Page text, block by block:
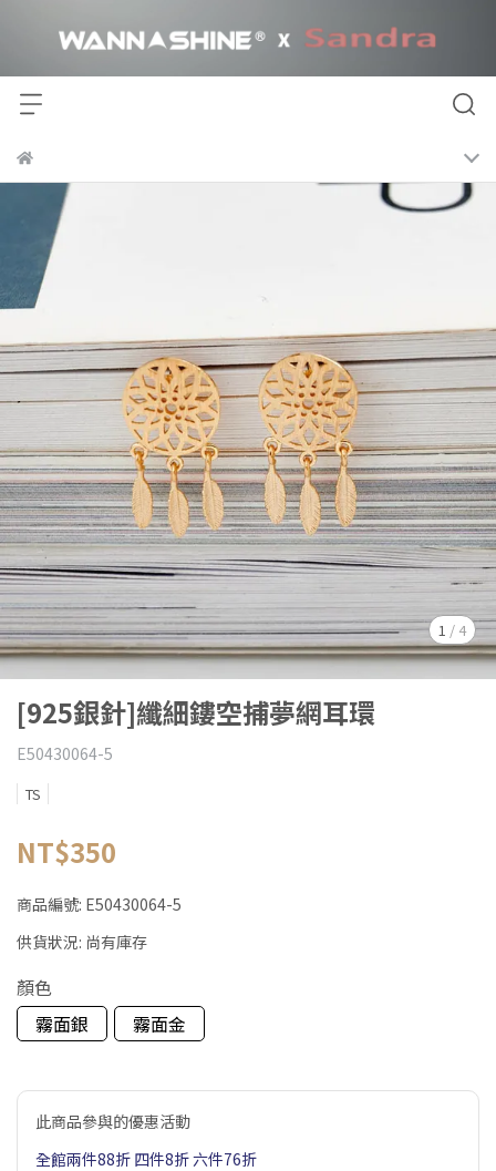
1 / 4
[925銀針]纖細鏤空捕夢網耳環
E50430064-5
TS
NT$350
商品編號: E50430064-5
供貨狀況: 尚有庫存
顏色
霧面銀
霧面金
此商品參與的優惠活動
全館兩件88折 四件8折 六件76折